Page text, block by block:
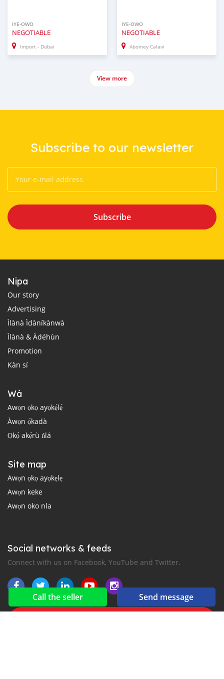
Call the seller Send message
IYE-OWO
NEGOTIABLE
Import - Dubai
IYE-OWO
NEGOTIABLE
Abomey Calavi
View more
Subscribe to our newsletter
Subscribe
Nipa
Our story
Advertising
Ìlànà Ìdàníkànwà
Ìlànà & Àdéhùn
Promotion
Kàn sí
Wá
Awọn ọkọ ayọkẹ́lẹ́
Àwọn ọ̀kadà
Ọkọ̀ akẹ́rù ńlá
Site map
Awọn ọkọ ayọkẹlẹ
Awọn keke
Awọn oko nla
Social networks & feeds
Connect with us on Facebook, YouTube and Twitter.